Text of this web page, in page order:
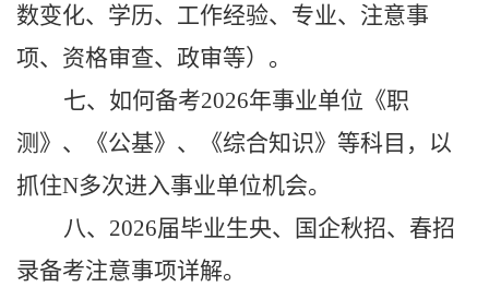
数变化、学历、工作经验、专业、注意事
项、资格审查、政审等）。
七、如何备考2026年事业单位《职
测》、《公基》、《综合知识》等科目，以
抓住N多次进入事业单位机会。
八、2026届毕业生央、国企秋招、春招
录备考注意事项详解。